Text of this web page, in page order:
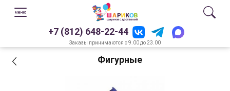
+7 (812) 648-22-44
Заказы принимаются с 9.00 до 23.00
Фигурные